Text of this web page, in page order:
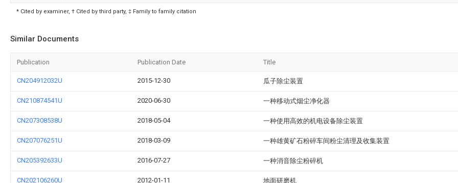
* Cited by examiner, † Cited by third party, ‡ Family to family citation
Similar Documents
Publication Publication Date Title
CN204912032U 2015-12-30 瓜子除尘装置
CN210874541U 2020-06-30 一种移动式烟尘净化器
CN207308538U 2018-05-04 一种使用高效的机电设备除尘装置
CN207076251U 2018-03-09 一种雄黄矿石粉碎车间粉尘清理及收集装置
CN205392633U 2016-07-27 一种消音除尘粉碎机
CN202106260U 2012-01-11 地面研磨机